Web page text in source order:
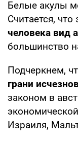
Белые акулы
Считается,
человека вид
большинство
Подчеркнем,
грани
законом в
Израиля,